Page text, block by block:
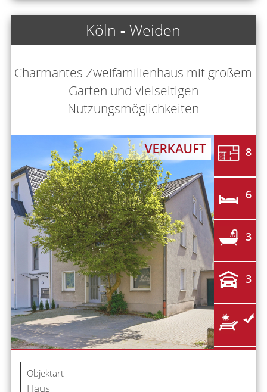
Köln -Weiden
Charmantes Zweifamilienhaus mit großem
Garten und vielseitigen
Nutzungsmöglichkeiten
8
6
3
3
Objektart
Haus